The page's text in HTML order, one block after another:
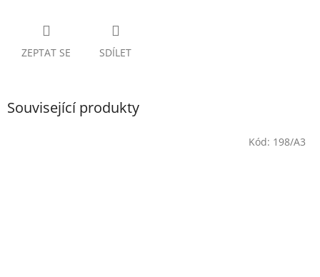
ZEPTAT SE SDÍLET
Související produkty
Kód: 198/A3